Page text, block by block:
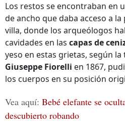
Los restos se encontraban en
de ancho que daba acceso a
villa, donde los arqueólogos
cavidades en las capas de
yeso en estas grietas, según
Giuseppe Fiorelli en 1867,
los cuerpos en su posición
Vea aquí: Bebé elefante se
descubierto robando